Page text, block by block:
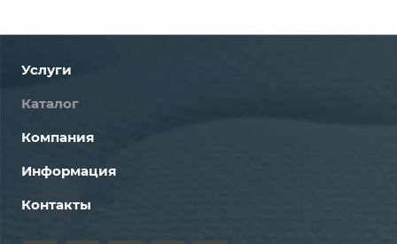
Услуги
Каталог
Компания
Информация
Контакты